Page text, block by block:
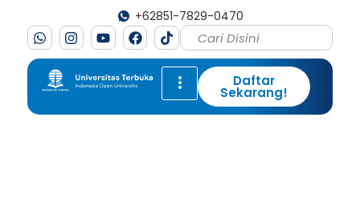
+62851-7829-0470
Daftar
Sekarang!